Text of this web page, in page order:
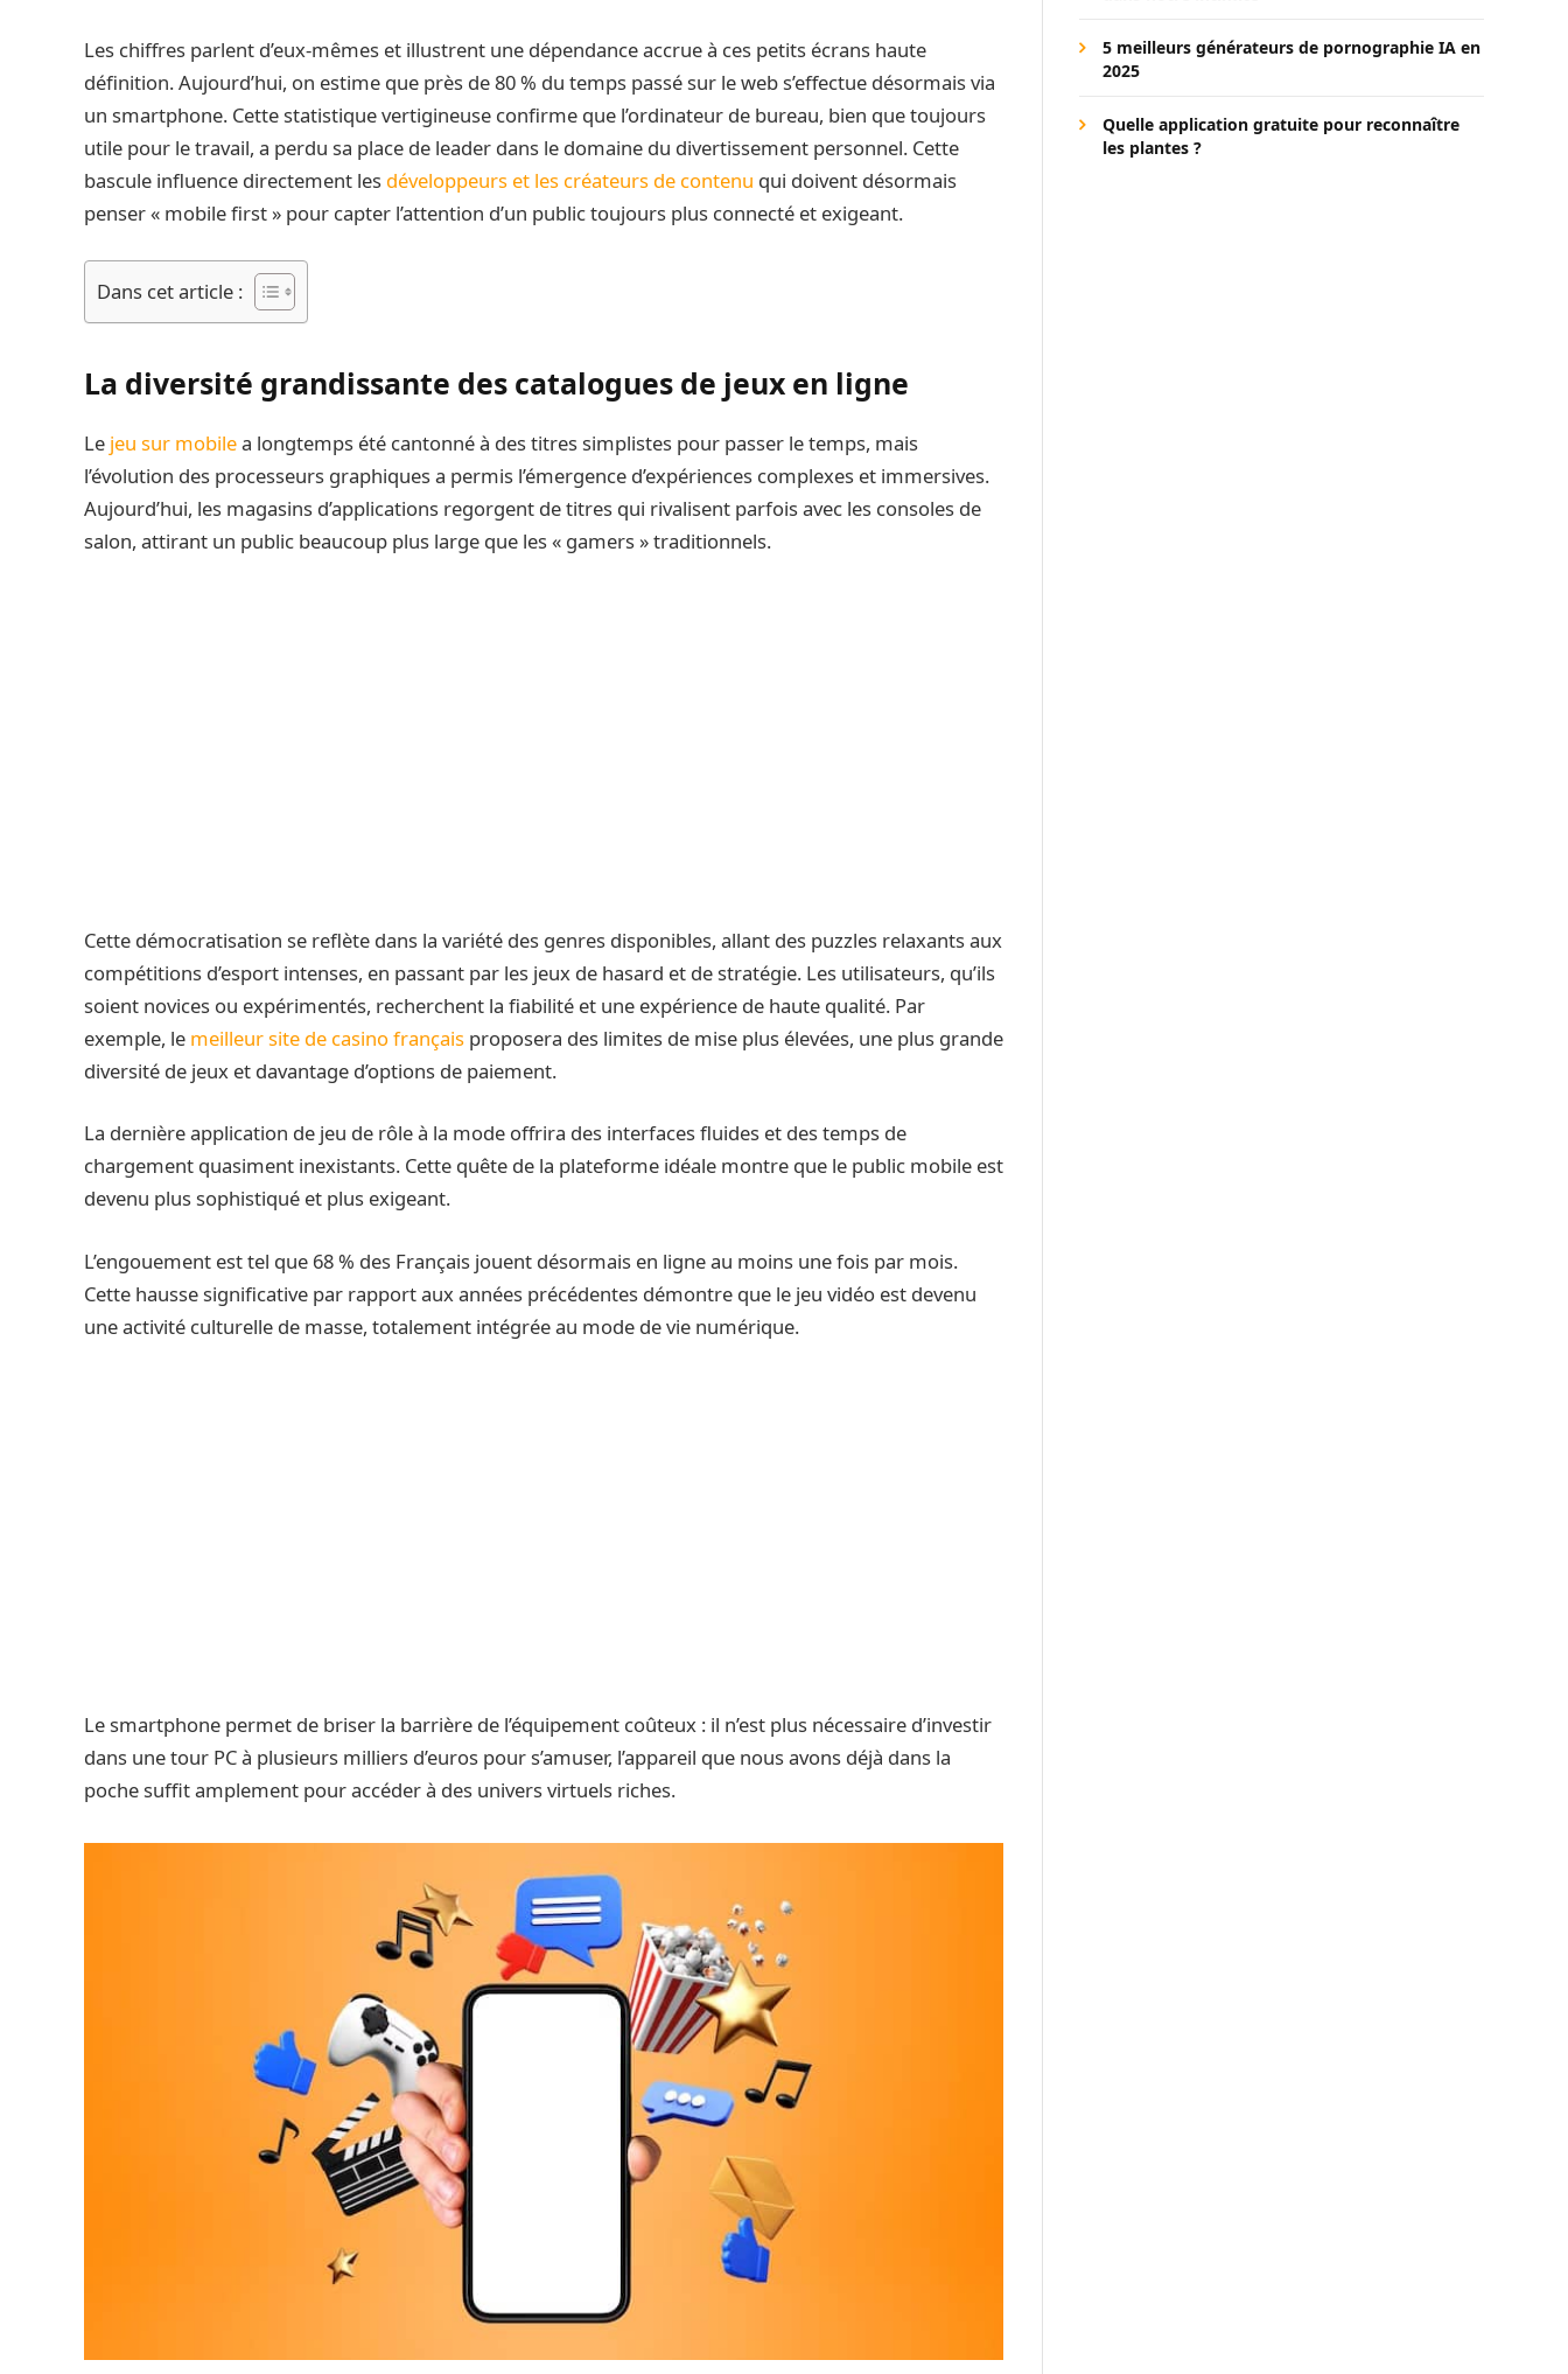
Les chiffres parlent d’eux-mêmes et illustrent une dépendance accrue à ces petits écrans haute
définition. Aujourd’hui, on estime que près de 80 % du temps passé sur le web s’effectue désormais via
un smartphone. Cette statistique vertigineuse confirme que l’ordinateur de bureau, bien que toujours
utile pour le travail, a perdu sa place de leader dans le domaine du divertissement personnel. Cette
bascule influence directement les développeurs et les créateurs de contenu qui doivent désormais
penser « mobile first » pour capter l’attention d’un public toujours plus connecté et exigeant.
Dans cet article :
La diversité grandissante des catalogues de jeux en ligne
Le jeu sur mobilea longtemps été cantonné à des titres simplistes pour passer le temps, mais
l’évolution des processeurs graphiques a permis l’émergence d’expériences complexes et immersives.
Aujourd’hui, les magasins d’applications regorgent de titres qui rivalisent parfois avec les consoles de
salon, attirant un public beaucoup plus large que les « gamers » traditionnels.
Cette démocratisation se reflète dans la variété des genres disponibles, allant des puzzles relaxants aux
compétitions d’esport intenses, en passant par les jeux de hasard et de stratégie. Les utilisateurs, qu’ils
soient novices ou expérimentés, recherchent la fiabilité et une expérience de haute qualité. Par
exemple, le meilleur site de casino français proposera des limites de mise plus élevées, une plus grande
diversité de jeux et davantage d’options de paiement.
La dernière application de jeu de rôle à la mode offrira des interfaces fluides et des temps de
chargement quasiment inexistants. Cette quête de la plateforme idéale montre que le public mobile est
devenu plus sophistiqué et plus exigeant.
L’engouement est tel que 68 % des Français jouent désormais en ligne au moins une fois par mois.
Cette hausse significative par rapport aux années précédentes démontre que le jeu vidéo est devenu
une activité culturelle de masse, totalement intégrée au mode de vie numérique.
Le smartphone permet de briser la barrière de l’équipement coûteux : il n’est plus nécessaire d’investir
dans une tour PC à plusieurs milliers d’euros pour s’amuser, l’appareil que nous avons déjà dans la
poche suffit amplement pour accéder à des univers virtuels riches.
5 meilleurs générateurs de pornographie IA en
2025
Quelle application gratuite pour reconnaître
les plantes ?